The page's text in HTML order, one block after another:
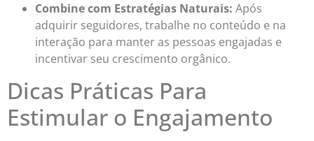
Combine com Estratégias Naturais: Após
adquirir seguidores, trabalhe no conteúdo e na
interação para manter as pessoas engajadas e
incentivar seu crescimento orgânico.
Dicas Práticas Para
Estimular o Engajamento